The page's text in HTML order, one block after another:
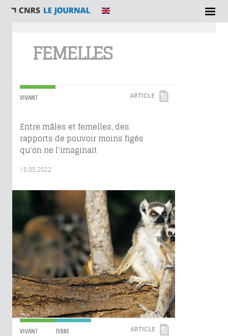
FEMELLES
VIVANT ARTICLE
Entre mâles et femelles, des
rapports de pouvoir moins figés
qu’on ne l’imaginait
18.05.2022
VIVANT TERRE ARTICLE